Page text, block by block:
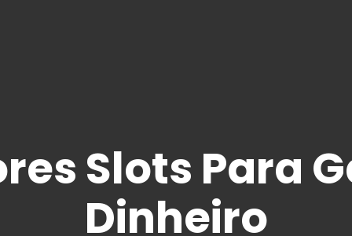
Slots Para
Dinheiro